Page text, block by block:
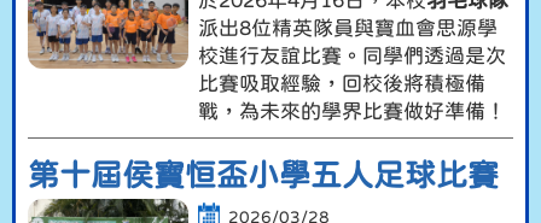
派出8位精英隊員與寶血會思源學
校進行友誼比賽。同學們透過是次
比賽吸取經驗，回校後將積極備
戰，為未來的學界比賽做好準備！
第十屆侯寶恒盃小學五人足球比賽
2026/03/28